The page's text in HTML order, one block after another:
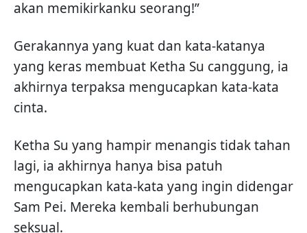
akan memikirkanku seorang!”
Gerakannya yang kuat dan kata-katanya
yang keras membuat Ketha Su canggung, ia
akhirnya terpaksa mengucapkan kata-kata
cinta.
Ketha Su yang hampir menangis tidak tahan
lagi, ia akhirnya hanya bisa patuh
mengucapkan kata-kata yang ingin didengar
Sam Pei. Mereka kembali berhubungan
seksual.